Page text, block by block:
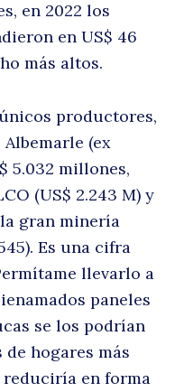
en 2022 los
en US$ 46
más altos.
productores,
(ex
5.032 millones,
(US$ 2.243 M) y
gran minería
Es una cifra
llevarlo a
paneles
se los podrían
hogares más
reduciría en forma